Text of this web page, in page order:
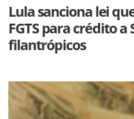
Lula sanciona lei
FGTS para crédito a
filantrópicos